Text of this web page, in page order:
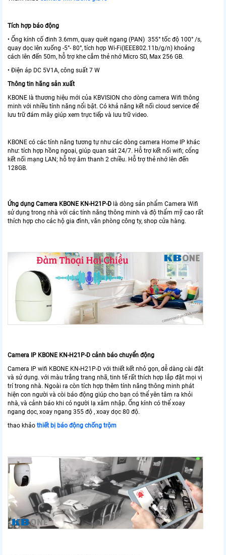
Tích hợp báo động
• Ống kính cố đinh 3.6mm, quay quét ngang (PAN) 355° tốc độ 100° /s,
quay dọc lên xuống -5°- 80°, tích hợp Wi-Fi(IEEE802.11b/g/n) khoảng
cách lên đến 50m, hỗ trợ khe cắm thẻ nhớ Micro SD, Max 256 GB.
• Điện áp DC 5V1A, công suất 7 W
Thông tin hãng sản xuất
KBONE là thương hiệu mới của KBVISION cho dòng camera Wifi thông
minh với nhiều tính năng nổi bật. Có khả năng kết nối cloud service để
lưu trữ đám mây giúp xem trực tiếp và lưu trữ video.
KBONE có các tính năng tương tự như các dòng camera Home IP khác
như: tích hợp hồng ngoại, giúp quan sát 24/7. Hỗ trợ kết nối wifi; cổng
kết nối mạng LAN; hỗ trợ âm thanh 2 chiều. Hỗ trợ thẻ nhớ lên đến
128GB.
Ứng dụng Camera KBONE KN-H21P-D là dòng sản phẩm Camera Wifi
sử dụng trong nhà với các tính năng thông minh và độ thẩm mỹ cao rất
thích hợp cho các hộ gia đình, văn phòng công ty, shop cửa hàng.
Camera IP KBONE KN-H21P-D cảnh báo chuyển động
Camera IP wifi KBONE KN-H21P-D với thiết kết nhỏ gọn, dễ dàng cài đặt
và sử dụng. với màu trắng trang nhã, tinh tế rất thích hợp lắp đặt mọi vị
trí trong nhà. Ngoài ra còn tích hợp thêm tính năng thông minh phát
hiện con người và còi báo động giúp cho bạn có thể yên tâm ra khỏi
nhà, và cảnh báo khi có người lạ xâm nhập. Ống kính có thể xoay
ngang dọc, xoay ngang 355 độ , xoay dọc 80 độ.
thao khảo thiết bị báo động chống trộm